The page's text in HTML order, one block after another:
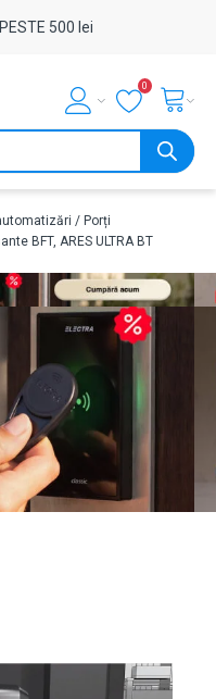
500 lei
0
/ Porți
BFT, ARES ULTRA BT